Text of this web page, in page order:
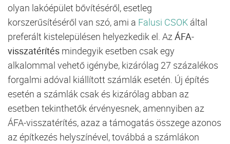
olyan lakóépület bővítéséről, esetleg
korszerűsítéséről van szó, ami a Falusi CSOK által
preferált kistelepülésen helyezkedik el. AzÁFA-
visszatérítés mindegyik esetben csak egy
alkalommal vehető igénybe, kizárólag 27 százalékos
forgalmi adóval kiállított számlák esetén. Új építés
esetén a számlák csak és kizárólag abban az
esetben tekinthetők érvényesnek, amennyiben az
ÁFA-visszatérítés, azaz a támogatás összege azonos
az építkezés helyszínével, továbbá a számlákon